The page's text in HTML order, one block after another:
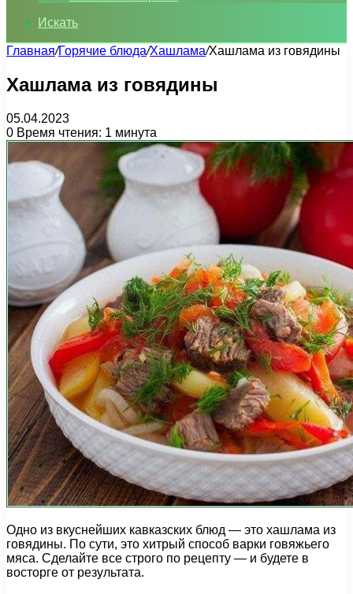
Искать
Главная/Горячие блюда/Хашлама/Хашлама из говядины
Хашлама из говядины
05.04.2023
0 Время чтения: 1 минута
Одно из вкуснейших кавказских блюд — это хашлама из
говядины. По сути, это хитрый способ варки говяжьего
мяса. Сделайте все строго по рецепту — и будете в
восторге от результата.